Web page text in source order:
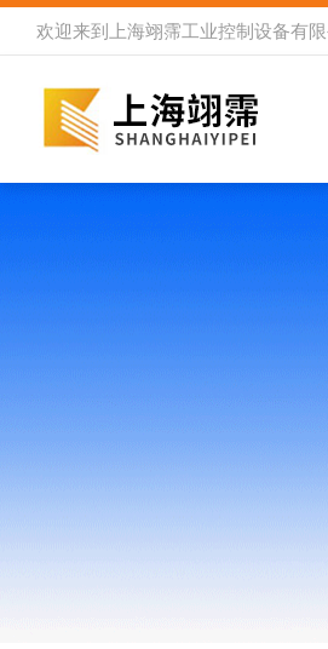
欢迎来到 上海翊霈工业控制设备有限